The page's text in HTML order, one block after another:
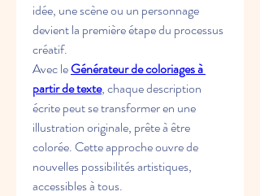
idée, une scène ou un personnage
devient la première étape du processus
créatif.
Avec le Générateur de coloriages à
partir de texte, chaque description
écrite peut se transformer en une
illustration originale, prête à être
colorée. Cette approche ouvre de
nouvelles possibilités artistiques,
accessibles à tous.